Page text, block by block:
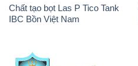
Chất tạo bọt Las P Tico Tank
IBC Bồn Việt Nam